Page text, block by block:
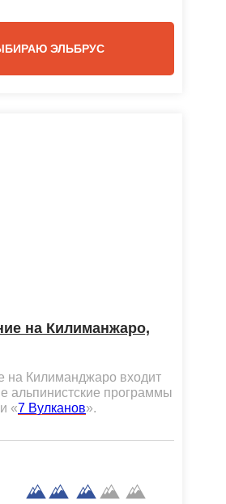
ЭЛЬБРУС
на Килиманжаро,
на Килиманджаро входит
альпинистские программы
«7 Вулканов».